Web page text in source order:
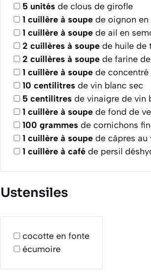
5 unités de clous de girofle
1 cuillère à soupe de oignon
1 cuillère à soupe de ail en
2 cuillères à soupe de huile de
2 cuillères à soupe de farine
1 cuillère à soupe de
10 centilitres de vin blanc sec
5 centilitres de vinaigre de vin
1 cuillère à soupe de fond de
100 grammes de cornichons
1 cuillère à soupe de câpres au
1 cuillère à café de persil
Ustensiles
cocotte en fonte
écumoire